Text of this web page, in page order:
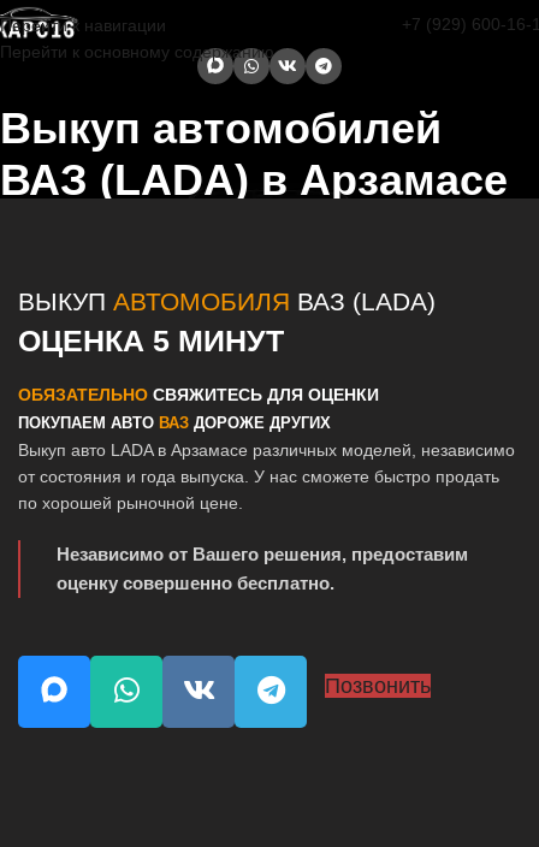
Перейти к навигации
Перейти к основному содержанию
+7 (929) 600-16-
Выкуп автомобилей
ВАЗ (LADA) в Арзамасе
ВЫКУП АВТОМОБИЛЯ ВАЗ (LADA)
ОЦЕНКА 5 МИНУТ
ОБЯЗАТЕЛЬНО СВЯЖИТЕСЬ ДЛЯ ОЦЕНКИ
ПОКУПАЕМ АВТО ВАЗ ДОРОЖЕ ДРУГИХ
Выкуп авто LADA в Арзамасе различных моделей, независимо
от состояния и года выпуска. У нас сможете быстро продать
по хорошей рыночной цене.
Независимо от Вашего решения, предоставим
оценку совершенно бесплатно.
Позвонить